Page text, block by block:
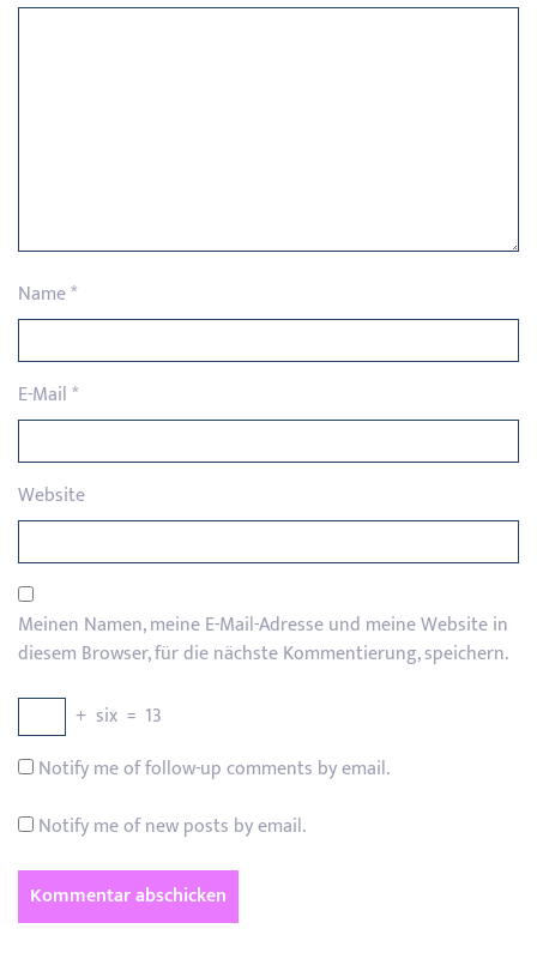
Name*
E-Mail*
Website
Meinen Namen, meine E-Mail-Adresse und meine Website in
diesem Browser, für die nächste Kommentierung, speichern.
+ six = 13
Notify me of follow-up comments by email.
Notify me of new posts by email.